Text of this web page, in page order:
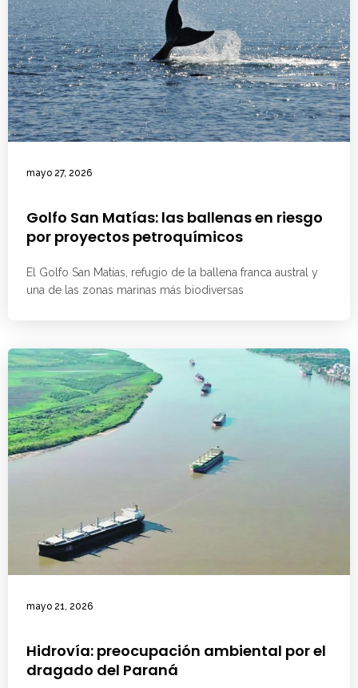
mayo 27, 2026
Golfo San Matías: las ballenas en riesgo
por proyectos petroquímicos
El Golfo San Matías, refugio de la ballena franca austral y
una de las zonas marinas más biodiversas
mayo 21, 2026
Hidrovía: preocupación ambiental por el
dragado del Paraná